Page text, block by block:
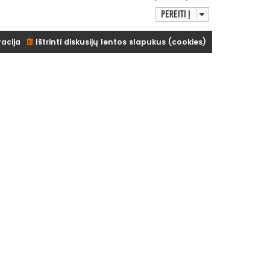
Pereiti į
Ištrinti diskusijų lentos slapukus (cookies)